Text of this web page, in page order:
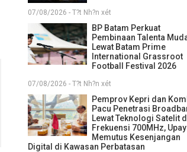
07/08/2026 - T?t Nh?n xét
BP Batam Perkuat
Pembinaan Talenta
Lewat Batam Prime
International Grassroot
Football Festival 2026
07/08/2026 - T?t Nh?n xét
Pemprov Kepri dan
Pacu Penetrasi
Lewat Teknologi Satelit
Frekuensi 700MHz,
Memutus Kesenjangan
Digital di Kawasan Perbatasan